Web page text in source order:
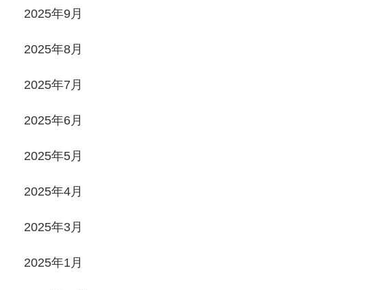
2025年9月
2025年8月
2025年7月
2025年6月
2025年5月
2025年4月
2025年3月
2025年1月